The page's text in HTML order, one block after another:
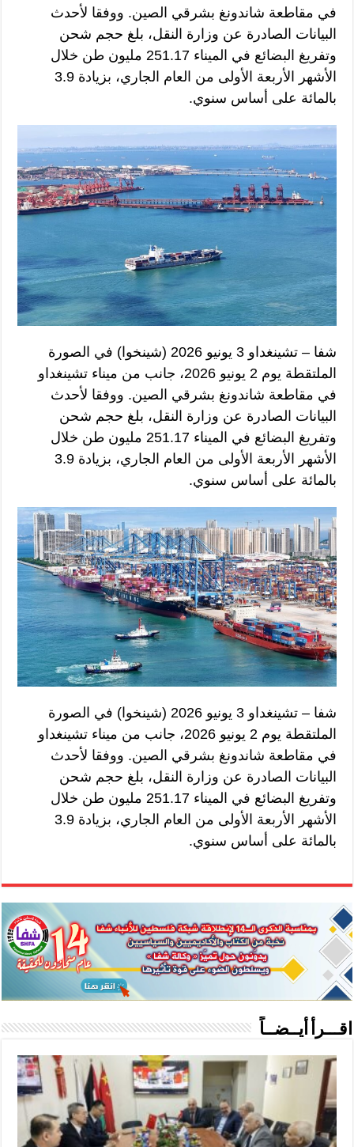
في مقاطعة شاندونغ بشرقي الصين. ووفقا لأحدث
البيانات الصادرة عن وزارة النقل، بلغ حجم شحن
وتفريغ البضائع في الميناء 251.17 مليون طن خلال
الأشهر الأربعة الأولى من العام الجاري، بزيادة 3.9
بالمائة على أساس سنوي.
شفا – تشينغداو 3 يونيو 2026 (شينخوا) في الصورة
الملتقطة يوم 2 يونيو 2026، جانب من ميناء تشينغداو
في مقاطعة شاندونغ بشرقي الصين. ووفقا لأحدث
البيانات الصادرة عن وزارة النقل، بلغ حجم شحن
وتفريغ البضائع في الميناء 251.17 مليون طن خلال
الأشهر الأربعة الأولى من العام الجاري، بزيادة 3.9
بالمائة على أساس سنوي.
شفا – تشينغداو 3 يونيو 2026 (شينخوا) في الصورة
الملتقطة يوم 2 يونيو 2026، جانب من ميناء تشينغداو
في مقاطعة شاندونغ بشرقي الصين. ووفقا لأحدث
البيانات الصادرة عن وزارة النقل، بلغ حجم شحن
وتفريغ البضائع في الميناء 251.17 مليون طن خلال
الأشهر الأربعة الأولى من العام الجاري، بزيادة 3.9
بالمائة على أساس سنوي.
اقـــرأ أيــضــاً